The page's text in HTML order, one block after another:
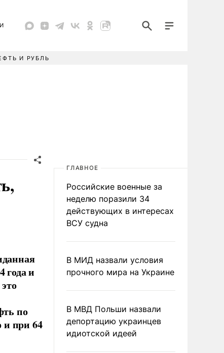
И РУБЛЬ
года и
по
и при 64
ГЛАВНОЕ
Российские военные за
неделю поразили 34
действующих в интересах
ВСУ судна
В МИД назвали условия
прочного мира на Украине
В МВД Польши назвали
депортацию украинцев
идиотской идеей